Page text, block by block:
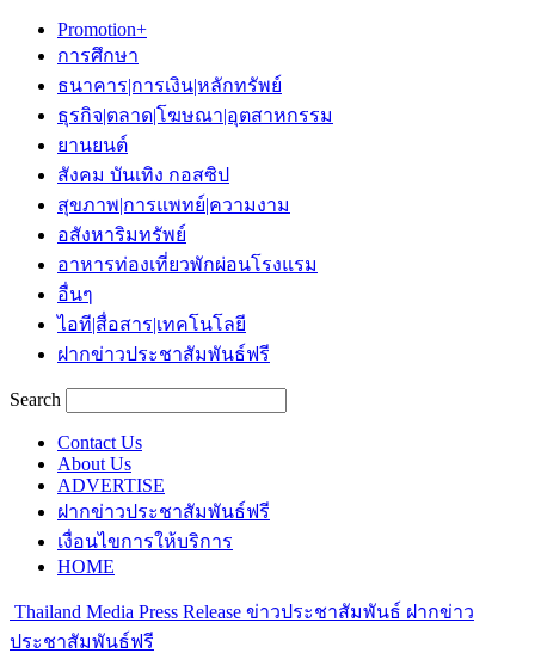
Promotion+
การศึกษา
ธนาคาร|การเงิน|หลักทรัพย์
ธุรกิจ|ตลาด|โฆษณา|อุตสาหกรรม
ยานยนต์
สังคม บันเทิง กอสซิป
สุขภาพ|การแพทย์|ความงาม
อสังหาริมทรัพย์
อาหารท่องเที่ยวพักผ่อนโรงแรม
อื่นๆ
ไอที|สื่อสาร|เทคโนโลยี
ฝากข่าวประชาสัมพันธ์ฟรี
Search
Contact Us
About Us
ADVERTISE
ฝากข่าวประชาสัมพันธ์ฟรี
เงื่อนไขการให้บริการ
HOME
Thailand Media Press Release ข่าวประชาสัมพันธ์ ฝากข่าว
ประชาสัมพันธ์ฟรี